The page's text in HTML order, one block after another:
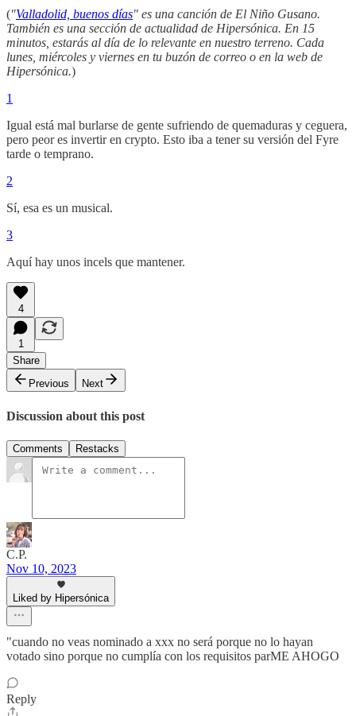
("Valladolid, buenos días" es una canción de El Niño Gusano.
También es una sección de actualidad de Hipersónica. En 15
minutos, estarás al día de lo relevante en nuestro terreno. Cada
lunes, miércoles y viernes en tu buzón de correo o en la web de
Hipersónica.)
1
Igual está mal burlarse de gente sufriendo de quemaduras y ceguera,
pero peor es invertir en crypto. Esto iba a tener su versión del Fyre
tarde o temprano.
2
Sí, esa es un musical.
3
Aquí hay unos incels que mantener.
4
1
Share
Previous
Next
Discussion about this post
Comments Restacks
C.P.
Nov 10, 2023
Liked by Hipersónica
"cuando no veas nominado a xxx no será porque no lo hayan
votado sino porque no cumplía con los requisitos parME AHOGO
Reply